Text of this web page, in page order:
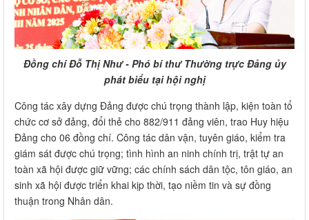
Đồng chí Đỗ Thị Như - Phó bí thư Thường trực Đảng ủy
phát biểu tại hội nghị
Công tác xây dựng Đảng được chú trọng thành lập, kiện toàn tổ
chức cơ sở đảng, đổi thẻ cho 882/911 đảng viên, trao Huy hiệu
Đảng cho 06 đồng chí. Công tác dân vận, tuyên giáo, kiểm tra
giám sát được chú trọng; tình hình an ninh chính trị, trật tự an
toàn xã hội được giữ vững; các chính sách dân tộc, tôn giáo, an
sinh xã hội được triển khai kịp thời, tạo niềm tin và sự đồng
thuận trong Nhân dân.